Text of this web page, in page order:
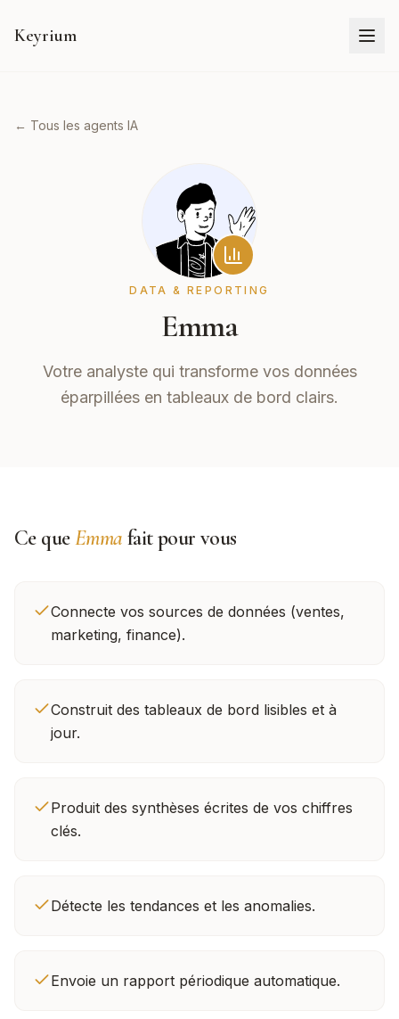
Keyrium
← Tous les agents IA
DATA & REPORTING
Emma
Votre analyste qui transforme vos données
éparpillées en tableaux de bord clairs.
Ce queEmma fait pour vous
Connecte vos sources de données (ventes,
marketing, finance).
Construit des tableaux de bord lisibles et à
jour.
Produit des synthèses écrites de vos chiffres
clés.
Détecte les tendances et les anomalies.
Envoie un rapport périodique automatique.